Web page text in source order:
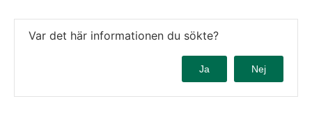
Var det här informationen du sökte?
Ja Nej